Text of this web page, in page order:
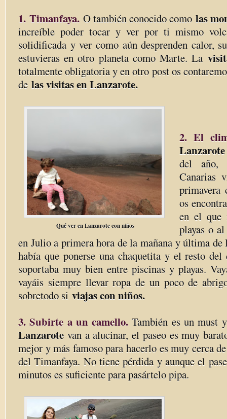
1. Timanfaya. O también conocido como las
increíble poder tocar y ver por ti mismo
solidificada y ver como aún desprenden calor,
estuvieras en otro planeta como Marte. La
totalmente obligatoria y en otro post os
de las visitas en Lanzarote.
Qué ver en Lanzarote con niños
2. El
Lanzarote
del año,
Canarias
primavera
os
en el que
playas o
en Julio a primera hora de la mañana y última de
había que ponerse una chaquetita y el resto del
soportaba muy bien entre piscinas y playas.
vayáis siempre llevar ropa de un poco de
sobretodo si viajas con niños.
3. Subirte a un camello.También es un must
Lanzarote van a alucinar, el paseo es muy
mejor y más famoso para hacerlo es muy cerca
del Timanfaya. No tiene pérdida y aunque el
minutos es suficiente para pasártelo pipa.